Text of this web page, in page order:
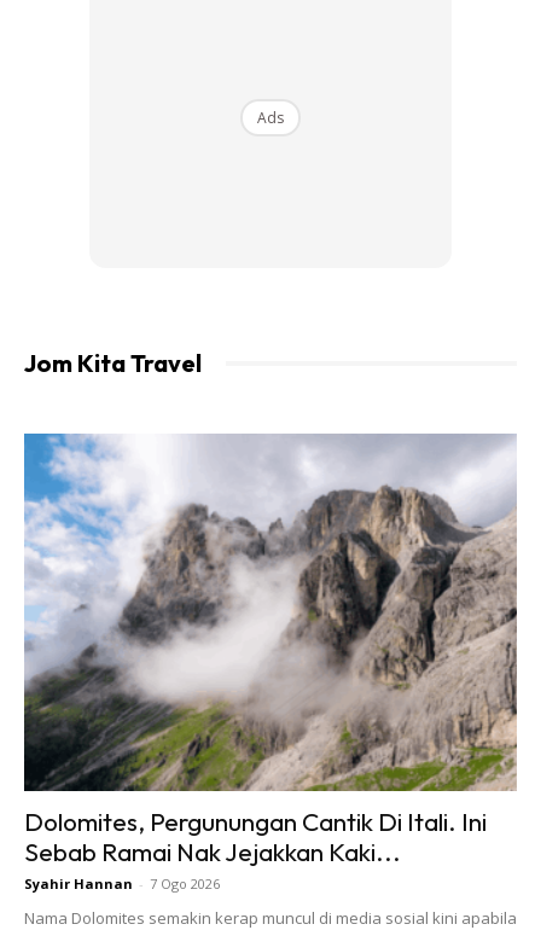
Pantai Teluk Kemang merupakan pantai paling popular di
Port Dickson. Banyak penginapan popular seperti resort,
Pantai Tanjung Biru (Blue Lagoon) merupakan pantai yang
terletak didalam teluk kecil berhampiran dengan Cape
Rachado. Air laut di sini kelihatan kebiru-biruan, cetek dan
tenang kerana pantai ini dilindungi oleh teluk membuat
tempat ini sesuai untuk kanak-kanak bermandi laut. Pada
waktu malam pula boleh kelihatan lampu suluhan rumah api
Cape Rachado merentas air laut di hadapan anda.
Lokasi: Batu 10, Jalan Pantai, 71050 Port Dickson
Pantai Bagan Pinang
Ads
Jom Kita Travel
Dolomites, Pergunungan Cantik Di Itali. Ini
Sebab Ramai Nak Jejakkan Kaki...
Syahir Hannan - 7 Ogo 2026
Nama Dolomites semakin kerap muncul di media sosial kini apabila